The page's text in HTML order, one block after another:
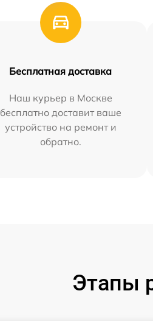
Бесплатная доставка
Наш курьер в Москве
бесплатно доставит ваше
устройство на ремонт и
обратно.
Этапы